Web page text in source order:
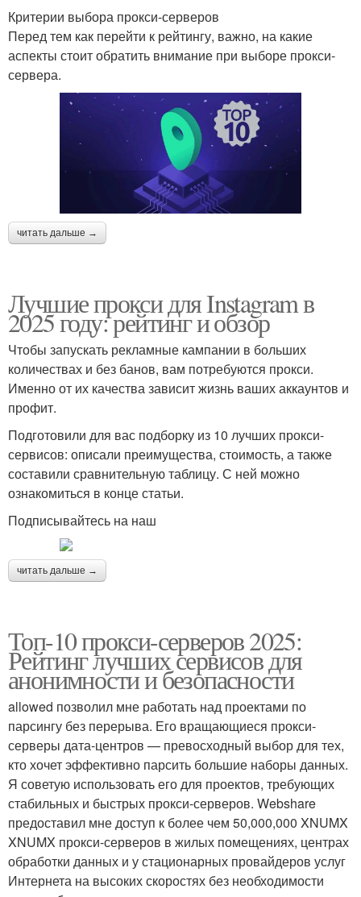
Критерии выбора прокси-серверов
Перед тем как перейти к рейтингу, важно, на какие
аспекты стоит обратить внимание при выборе прокси-
сервера.
читать дальше →
Лучшие прокси для Instagram в
2025 году: рейтинг и обзор
Чтобы запускать рекламные кампании в больших
количествах и без банов, вам потребуются прокси.
Именно от их качества зависит жизнь ваших аккаунтов и
профит.
Подготовили для вас подборку из 10 лучших прокси-
сервисов: описали преимущества, стоимость, а также
составили сравнительную таблицу. С ней можно
ознакомиться в конце статьи.
Подписывайтесь на наш
читать дальше →
Топ-10 прокси-серверов 2025:
Рейтинг лучших сервисов для
анонимности и безопасности
allowed позволил мне работать над проектами по
парсингу без перерыва. Его вращающиеся прокси-
серверы дата-центров — превосходный выбор для тех,
кто хочет эффективно парсить большие наборы данных.
Я советую использовать его для проектов, требующих
стабильных и быстрых прокси-серверов. Webshare
предоставил мне доступ к более чем 50,000,000 XNUMX
XNUMX прокси-серверов в жилых помещениях, центрах
обработки данных и у стационарных провайдеров услуг
Интернета на высоких скоростях без необходимости